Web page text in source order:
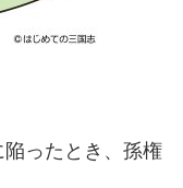
ったとき、孫権